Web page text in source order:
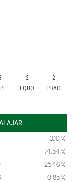
EQUO PRAO
3 2 2
100 %
74,54 %
25,46 %
0,85 %